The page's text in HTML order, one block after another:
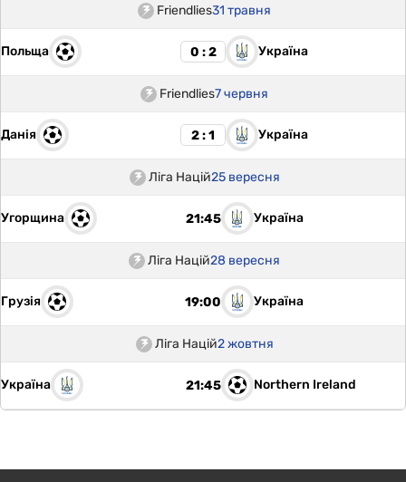
Friendlies31 травня
Польща 0 : 2 Україна
Friendlies7 червня
Данія 2 : 1 Україна
Ліга Націй25 вересня
Угорщина 21:45 Україна
Ліга Націй28 вересня
Грузія 19:00 Україна
Ліга Націй2 жовтня
Україна 21:45 Northern Ireland